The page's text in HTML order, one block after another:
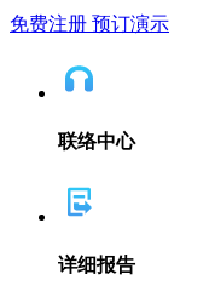
免费注册 预订演示
联络中心
详细报告